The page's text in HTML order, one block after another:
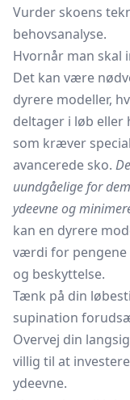
Vurder skoens
behovsanalyse.
Hvornår man skal
Det kan være
dyrere modeller,
deltager i løb eller
som kræver
avancerede sko.
uundgåelige for
ydeevne og
kan en dyrere
værdi for pengene
og beskyttelse.
Tænk på din
supination
Overvej din
villig til at
ydeevne.